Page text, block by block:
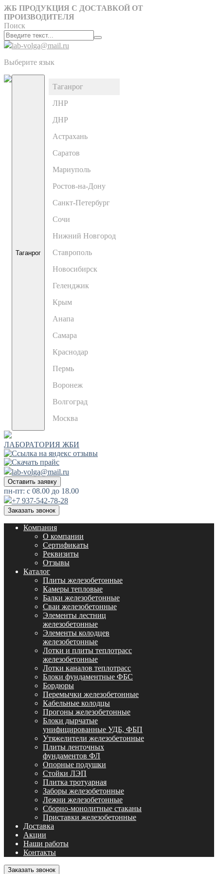
ЖБ ПРОДУКЦИЯ С ДОСТАВКОЙ ОТ
ПРОИЗВОДИТЕЛЯ
Поиск
lab-volga@mail.ru
Выберите язык
Таганрог
Таганрог
ЛНР
ДНР
Астрахань
Саратов
Мариуполь
Ростов-на-Дону
Санкт-Петербург
Сочи
Нижний Новгород
Ставрополь
Новосибирск
Геленджик
Крым
Анапа
Самара
Краснодар
Пермь
Воронеж
Волгоград
Москва
ЛАБОРАТОРИЯ ЖБИ
lab-volga@mail.ru
Оставить заявку
пн-пт: с 08.00 до 18.00
+7 937-542-78-28
Заказать звонок
Компания
О компании
Сертификаты
Реквизиты
Отзывы
Каталог
Плиты железобетонные
Камеры тепловые
Балки железобетонные
Сваи железобетонные
Элементы лестниц
железобетонные
Элементы колодцев
железобетонные
Лотки и плиты теплотрасс
железобетонные
Лотки каналов теплотрасс
Блоки фундаментные ФБС
Бордюры
Перемычки железобетонные
Кабельные колодцы
Прогоны железобетонные
Блоки дырчатые
унифицированные УДБ, ФБП
Утяжелители железобетонные
Плиты ленточных
фундаментов ФЛ
Опорные подушки
Стойки ЛЭП
Плитка тротуарная
Заборы железобетонные
Лежни железобетонные
Сборно-монолитные стаканы
Приставки железобетонные
Доставка
Акции
Наши работы
Контакты
Заказать звонок